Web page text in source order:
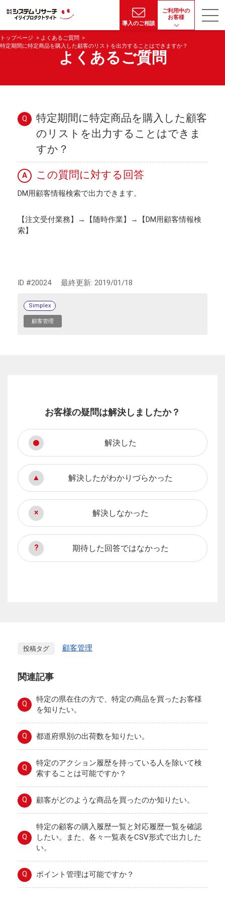
導入のご相談
ご利用中の
お客様
トップページ
よくあるご質問
特定期間に特定商品を購入した顧客のリストを出力することはできますか？
よくあるご質問
Q
特定期間に特定商品を購入した顧客
のリストを出力することはできま
すか？
A この質問に対する回答
DM用顧客情報検索で出力できます。
【注文受付業務】→【随時作業】→【DM用顧客情報検
索】
ID #20024 最終更新: 2019/01/18
Simplex
顧客管理
お客様の疑問は解決しましたか？
解決した
解決したがわかりづらかった
解決しなかった
期待した回答ではなかった
投稿タグ 顧客管理
関連記事
Q
特定の県在住の方で、特定の商品を買ったお客様
を知りたい。
Q 都道府県別の出荷数を知りたい。
Q
特定のアクション履歴を持っている人を除いて検
索することは可能ですか？
Q 顧客がどのような商品を買ったのか知りたい。
Q
特定の顧客の購入履歴一覧と対応履歴一覧を確認
したい。また、各々一覧表をCSV形式で出力した
い。
Q ポイント管理は可能ですか？